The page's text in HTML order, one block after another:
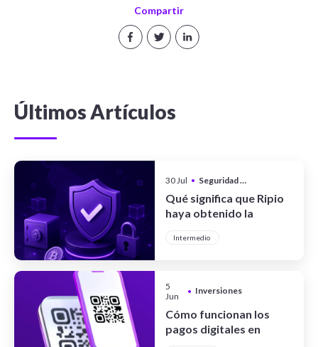
Compartir
Últimos Artículos
30 Jul • Seguridad y Privacidad
Qué significa que Ripio
haya obtenido la
III Full System
Intermedio
5
Jun
• Inversiones
Cómo funcionan los
pagos digitales en